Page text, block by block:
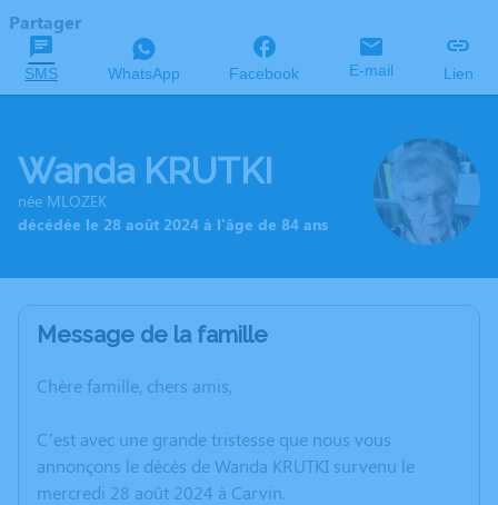
Partager
SMS WhatsApp Facebook E-mail Lien
Wanda KRUTKI
née MLOZEK
décédée le 28 août 2024 à l'âge de 84 ans
Message de la famille
Chère famille, chers amis,
C’est avec une grande tristesse que nous vous
annonçons le décès de Wanda KRUTKI survenu le
mercredi 28 août 2024 à Carvin.